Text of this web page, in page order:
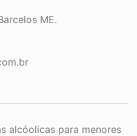
ME.
alcóolicas para menores